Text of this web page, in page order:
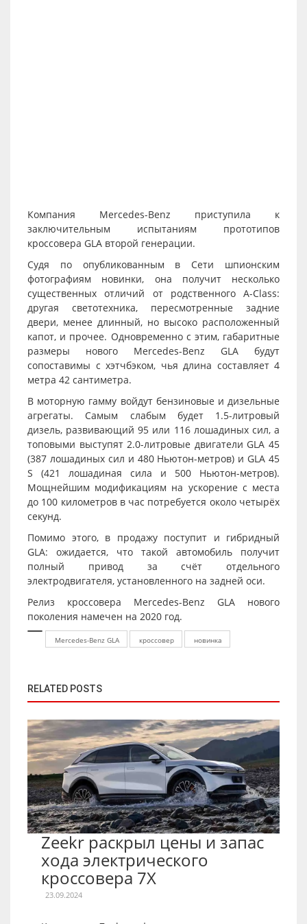
Компания Mercedes-Benz приступила к
заключительным испытаниям прототипов
кроссовера GLA второй генерации.
Судя по опубликованным в Сети шпионским
фотографиям новинки, она получит несколько
существенных отличий от родственного А-Class:
другая светотехника, пересмотренные задние
двери, менее длинный, но высоко расположенный
капот, и прочее. Одновременно с этим, габаритные
размеры нового Mercedes-Benz GLA будут
сопоставимы с хэтчбэком, чья длина составляет 4
метра 42 сантиметра.
В моторную гамму войдут бензиновые и дизельные
агрегаты. Самым слабым будет 1.5-литровый
дизель, развивающий 95 или 116 лошадиных сил, а
топовыми выступят 2.0-литровые двигатели GLA 45
(387 лошадиных сил и 480 Ньютон-метров) и GLA 45
S (421 лошадиная сила и 500 Ньютон-метров).
Мощнейшим модификациям на ускорение с места
до 100 километров в час потребуется около четырёх
секунд.
Помимо этого, в продажу поступит и гибридный
GLA: ожидается, что такой автомобиль получит
полный привод за счёт отдельного
электродвигателя, установленного на задней оси.
Релиз кроссовера Mercedes-Benz GLA нового
поколения намечен на 2020 год.
Mercedes-Benz GLA кроссовер новинка
RELATED POSTS
Zeekr раскрыл цены и запас
хода электрического
кроссовера 7X
23.09.2024